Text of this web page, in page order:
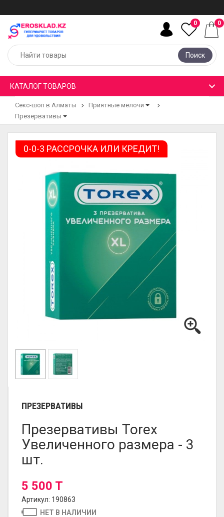
Поиск
0 0
КАТАЛОГ ТОВАРОВ
Секс-шоп в Алматы
Приятные мелочи
Презервативы
0-0-3 РАССРОЧКА ИЛИ КРЕДИТ!
ПРЕЗЕРВАТИВЫ
Презервативы Torex
Увеличенного размера - 3
шт.
5 500 T
Артикул: 190863
НЕТ В НАЛИЧИИ